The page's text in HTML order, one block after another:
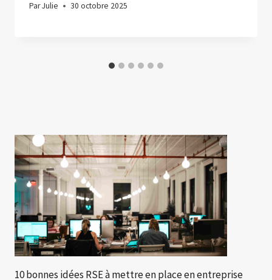
ParJulie 30 octobre 2025
10 bonnes idées RSE à mettre en place en entreprise